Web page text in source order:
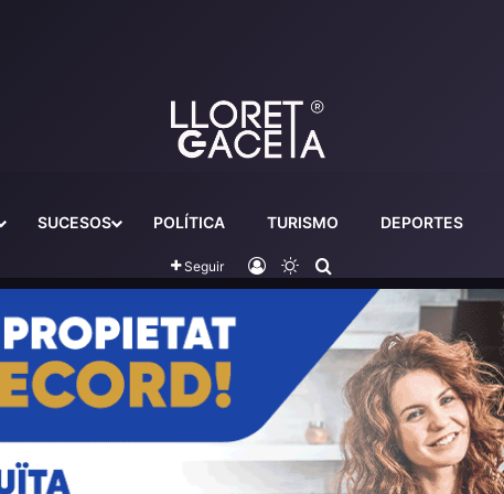
SUCESOS POLÍTICA TURISMO DEPORTES
Seguir Iniciar sesión
Switch skin